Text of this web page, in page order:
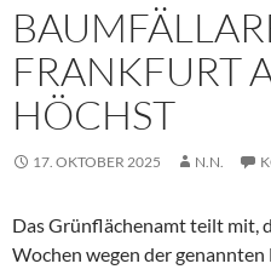
FRANKFURT
HÖCHST
17. OKTOBER 2025 N.N.
Das Grünflächenamt teilt mit,
Wochen wegen der